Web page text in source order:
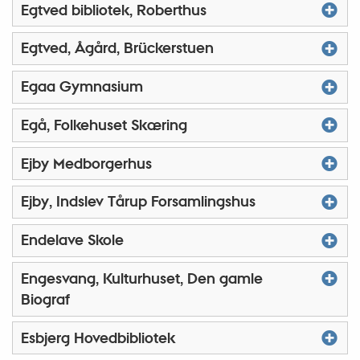
Egtved bibliotek, Roberthus
Egtved, Ågård, Brückerstuen
Egaa Gymnasium
Egå, Folkehuset Skæring
Ejby Medborgerhus
Ejby, Indslev Tårup Forsamlingshus
Endelave Skole
Engesvang, Kulturhuset, Den gamle
Biograf
Esbjerg Hovedbibliotek